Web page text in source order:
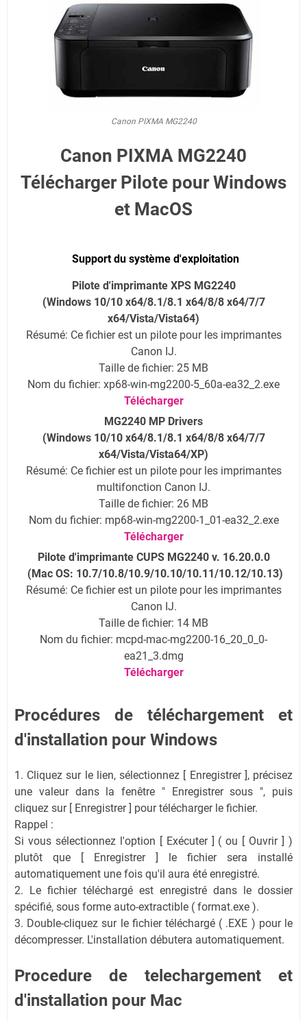
Canon PIXMA MG2240
Canon PIXMA MG2240
Télécharger Pilote pour Windows
et MacOS
Support du système d'exploitation
Pilote d'imprimante XPS MG2240
(Windows 10/10 x64/8.1/8.1 x64/8/8 x64/7/7
x64/Vista/Vista64)
Résumé: Ce fichier est un pilote pour les imprimantes
Canon IJ.
Taille de fichier: 25 MB
Nom du fichier: xp68-win-mg2200-5_60a-ea32_2.exe
Télécharger
MG2240 MP Drivers
(Windows 10/10 x64/8.1/8.1 x64/8/8 x64/7/7
x64/Vista/Vista64/XP)
Résumé: Ce fichier est un pilote pour les imprimantes
multifonction Canon IJ.
Taille de fichier: 26 MB
Nom du fichier: mp68-win-mg2200-1_01-ea32_2.exe
Télécharger
Pilote d'imprimante CUPS MG2240 v. 16.20.0.0
(Mac OS: 10.7/10.8/10.9/10.10/10.11/10.12/10.13)
Résumé: Ce fichier est un pilote pour les imprimantes
Canon IJ.
Taille de fichier: 14 MB
Nom du fichier: mcpd-mac-mg2200-16_20_0_0-
ea21_3.dmg
Télécharger
Procédures de téléchargement et
d'installation pour Windows
1. Cliquez sur le lien, sélectionnez [ Enregistrer ], précisez
une valeur dans la fenêtre " Enregistrer sous ", puis
cliquez sur [ Enregistrer ] pour télécharger le fichier.
Rappel :
Si vous sélectionnez l'option [ Exécuter ] ( ou [ Ouvrir ] )
plutôt que [ Enregistrer ] le fichier sera installé
automatiquement une fois qu'il aura été enregistré.
2. Le fichier téléchargé est enregistré dans le dossier
spécifié, sous forme auto-extractible ( format.exe ).
3. Double-cliquez sur le fichier téléchargé ( .EXE ) pour le
décompresser. L'installation débutera automatiquement.
Procedure de telechargement et
d'installation pour Mac